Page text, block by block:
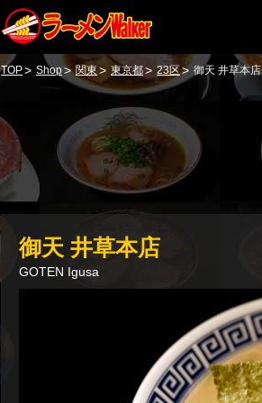
TOP> Shop> 関東 > 東京都> 23区 > 御天 井草本店
御天 井草本店
GOTEN Igusa